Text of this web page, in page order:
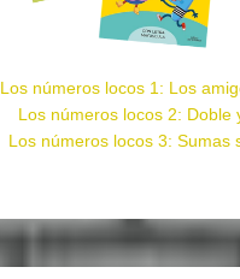
Los números locos 1: Los
Los números locos 2: Doble
Los números locos 3: Sumas